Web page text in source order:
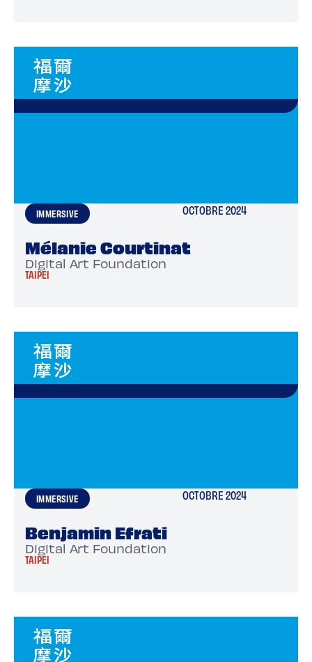
IMMERSIVE OCTOBRE 2024
Mélanie Courtinat
Digital Art Foundation
TAIPEI
IMMERSIVE OCTOBRE 2024
Benjamin Efrati
Digital Art Foundation
TAIPEI